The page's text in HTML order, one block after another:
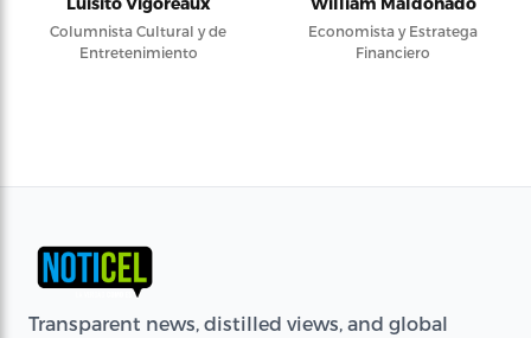
Columnista Cultural y de
Entretenimiento
Economista y Estratega
Financiero
Transparent news, distilled views, and global